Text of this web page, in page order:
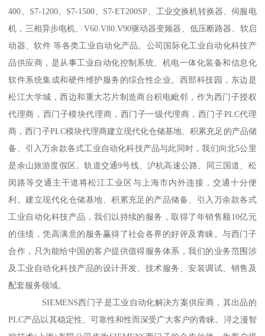
400、S7-1200、S7-1500、S7-ET200SP、工业交换机转换器、伺服电
机，三相异步电机、V60.V80.V90驱动器变频器、低压断路器、软启
动器、软件 等各类工业自动化产品。公司国际化工业自动化科技产
品供应商，是从事工业自动化控制系统、机电一体化装备和信息化
软件系统集成和硬件维护服务的综合性企业。西部科技园，东边是
松江大学城，西边和重大芯片制造商台积电毗邻，作为西门子授权
代理商，西门子模块代理商，西门子一级代理商，西门子PLC代理
商，西门子PLC模块代理商建立现代化仓储基地、积累充足的产品储
备、引入万余款各式工业自动化科技产品与此同时，我们向北5公里
是余山旅游度假区。轨道交通9号线、沪杭高速公路、同三国道、松
闵路等交通主干道将松江工业区与上海市内外连接，交通十分便
利。建立现代化仓储基地、积累充足的产品储备、引入万余款各式
工业自动化科技产品，我们以持续的服务，取得了年销售额10亿元
的佳绩，凭高满意的服务赢得了社会各界的好评及青睐。与西门子
合作，只为能给中国的客户提供值得服务体系，我们的业务范围涉
及工业自动化科技产品的设计开发、技术服务、安装调试、销售及
配套服务领域。
SIEMENS西门子是工业自动化解决方案供应商，其出品的
PLC产品以其稳定性、可靠性和性而深受广大客户的青睐。浔之漫智